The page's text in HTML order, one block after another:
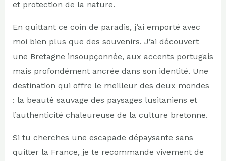
et protection de la nature.
En quittant ce coin de paradis, j’ai emporté avec
moi bien plus que des souvenirs. J’ai découvert
une Bretagne insoupçonnée, aux accents portugais
mais profondément ancrée dans son identité. Une
destination qui offre le meilleur des deux mondes
: la beauté sauvage des paysages lusitaniens et
l’authenticité chaleureuse de la culture bretonne.
Si tu cherches une escapade dépaysante sans
quitter la France, je te recommande vivement de